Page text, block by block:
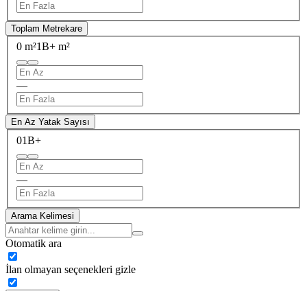
Toplam Metrekare
0 m²1B+ m²
—
En Az Yatak Sayısı
01B+
—
Arama Kelimesi
Otomatik ara
İlan olmayan seçenekleri gizle